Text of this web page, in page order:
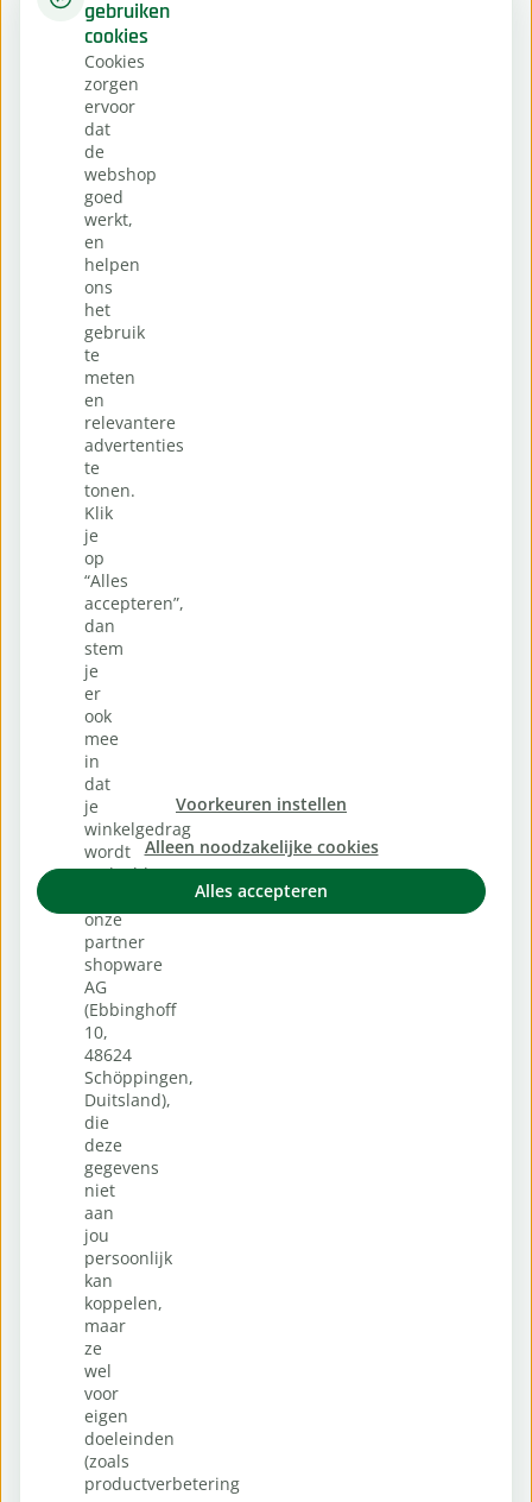
gebruiken
cookies
Cookies
zorgen
ervoor
dat
de
webshop
goed
werkt,
en
helpen
ons
het
gebruik
te
meten
en
relevantere
advertenties
te
tonen.
Klik
je
op
“Alles
accepteren”,
dan
stem
je
er
ook
mee
in
dat
je
winkelgedrag
wordt
gedeeld
onze
partner
shopware
AG
(Ebbinghoff
10,
48624
Schöppingen,
Duitsland),
die
deze
gegevens
niet
aan
jou
persoonlijk
kan
koppelen,
maar
ze
wel
voor
eigen
doeleinden
(zoals
productverbetering
Voorkeuren instellen
Alleen noodzakelijke cookies
Alles accepteren